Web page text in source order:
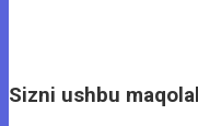
Sizni ushbu